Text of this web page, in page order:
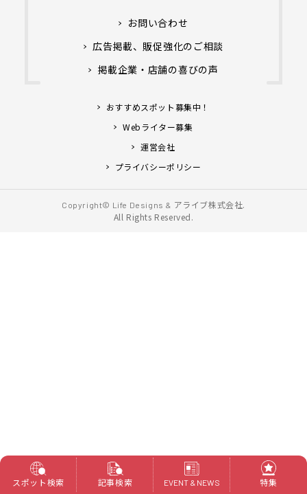
お問い合わせ
広告掲載、販促強化のご相談
掲載企業・店舗の喜びの声
おすすめスポット募集中！
Webライター募集
運営会社
プライバシーポリシー
Copyright© Life Designs & アライブ株式会社.
All Rights Reserved.
スポット検索 記事検索 EVENT & NEWS 特集